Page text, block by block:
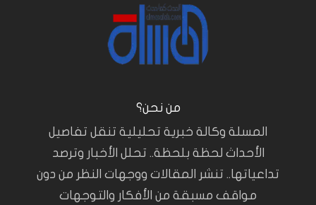
من نحن؟
المسلة وكالة خبرية تحليلية تنقل تفاصيل
الأحداث لحظة بلحظة.. تحلل الأخبار وترصد
تداعياتها.. تنشر المقالات ووجهات النظر من دون
مواقف مسبقة من الأفكار والتوجهات